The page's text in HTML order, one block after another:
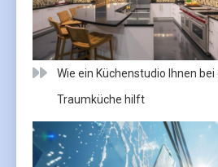
Wie ein Küchenstudio Ihnen
Traumküche hilft